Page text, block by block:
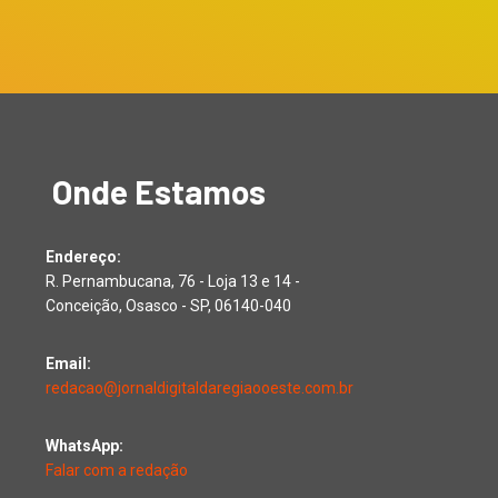
Onde Estamos
Endereço:
R. Pernambucana, 76 - Loja 13 e 14 -
Conceição, Osasco - SP, 06140-040
Email:
redacao@jornaldigitaldaregiaooeste.com.br
WhatsApp:
Falar com a redação